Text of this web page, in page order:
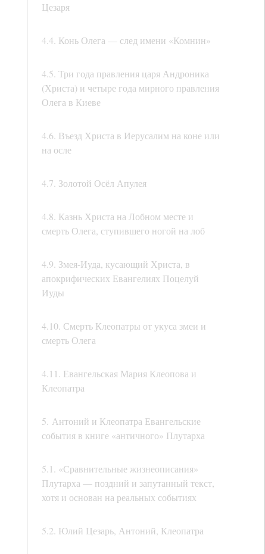
Цезаря
4.4. Конь Олега — след имени «Комнин»
4.5. Три года правления царя Андроника
(Христа) и четыре года мирного правления
Олега в Киеве
4.6. Въезд Христа в Иерусалим на коне или
на осле
4.7. Золотой Осёл Апулея
4.8. Казнь Христа на Лобном месте и
смерть Олега, ступившего ногой на лоб
4.9. Змея-Иуда, кусающий Христа, в
апокрифических Евангелиях Поцелуй
Иуды
4.10. Смерть Клеопатры от укуса змеи и
смерть Олега
4.11. Евангельская Мария Клеопова и
Клеопатра
5. Антоний и Клеопатра Евангельские
события в книге «античного» Плутарха
5.1. «Сравнительные жизнеописания»
Плутарха — поздний и запутанный текст,
хотя и основан на реальных событиях
5.2. Юлий Цезарь, Антоний, Клеопатра